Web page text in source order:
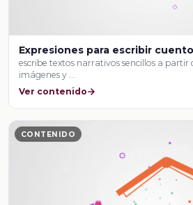
Expresiones para escribir
escribe textos narrativos sencillos a partir
imágenes y …
Ver contenido
CONTENIDO